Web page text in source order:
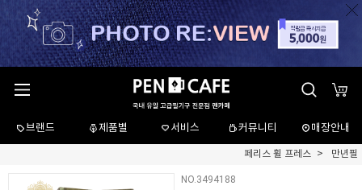
브랜드 제품별 서비스 커뮤니티 매장안내
페리스 휠 프레스 만년필
NO.3494188